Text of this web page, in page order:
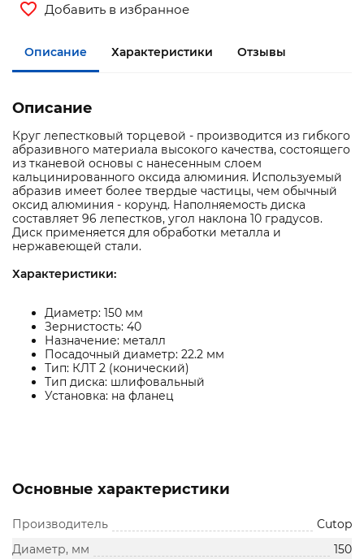
Добавить в избранное
Описание Характеристики Отзывы
Описание
Круг лепестковый торцевой - производится из гибкого
абразивного материала высокого качества, состоящего
из тканевой основы с нанесенным слоем
кальцинированного оксида алюминия. Используемый
абразив имеет более твердые частицы, чем обычный
оксид алюминия - корунд. Наполняемость диска
составляет 96 лепестков, угол наклона 10 градусов.
Диск применяется для обработки металла и
нержавеющей стали.
Характеристики:
Диаметр: 150 мм
Зернистость: 40
Назначение: металл
Посадочный диаметр: 22.2 мм
Тип: КЛТ 2 (конический)
Тип диска: шлифовальный
Установка: на фланец
Основные характеристики
Производитель
Cutop
Диаметр, мм
150